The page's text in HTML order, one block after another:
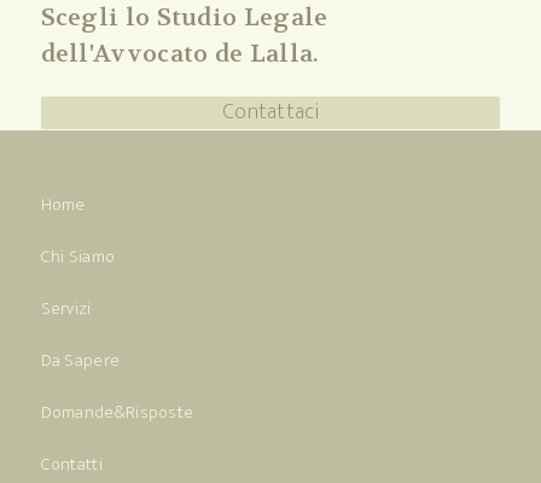
Scegli lo Studio Legale
dell'Avvocato de Lalla.
Contattaci
Home
Chi Siamo
Servizi
Da Sapere
Domande&Risposte
Contatti